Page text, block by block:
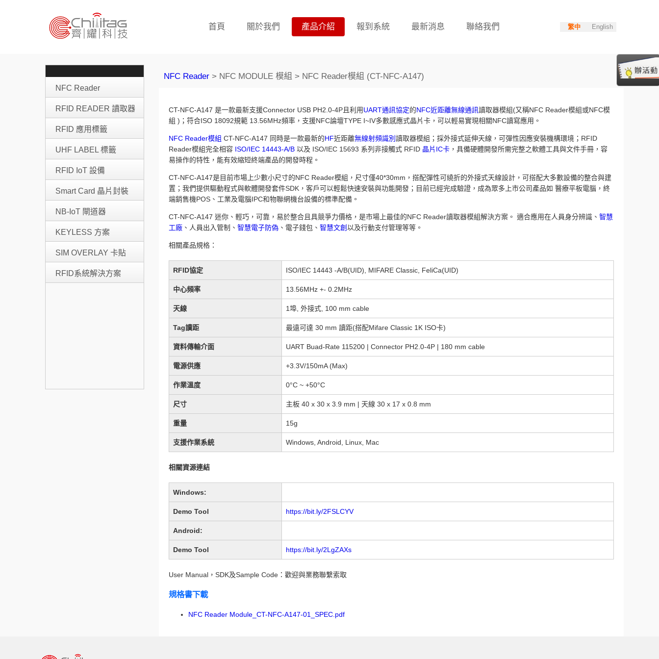
首頁 關於我們 產品介紹 報到系統 最新消息 聯絡我們 繁中 English
NFC Reader
RFID READER 讀取器
RFID 應用標籤
UHF LABEL 標籤
RFID IoT 設備
Smart Card 晶片封裝
NB-IoT 閘道器
KEYLESS 方案
SIM OVERLAY 卡貼
RFID系統解決方案
NFC Reader > NFC MODULE 模組 > NFC Reader模組 (CT-NFC-A147)
CT-NFC-A147 是一款最新支援Connector USB PH2.0-4P且利用UART通訊協定的NFC近距離無線通訊讀取器模組(又稱NFC Reader模組或NFC模
組 )；符合ISO 18092規範 13.56MHz頻率，支援NFC論壇TYPE I~IV多數感應式晶片卡，可以輕易實現相關NFC讀寫應用。
NFC Reader模組 CT-NFC-A147 同時是一款最新的HF近距離無線射頻識別 讀取器模組；採外接式延伸天線，可彈性因應安裝機構環境；RFID
Reader模組完全相容 ISO/IEC 14443-A/B 以及 ISO/IEC 15693 系列非接觸式 RFID 晶片IC卡 ，具備硬體開發所需完整之軟體工具與文件手冊，容
易操作的特性，能有效縮短終端產品的開發時程。
CT-NFC-A147是目前市場上少數小尺寸的NFC Reader模組，尺寸僅40*30mm，搭配彈性可繞折的外接式天線設計，可搭配大多數設備的整合與建
置；我們提供驅動程式與軟體開發套件SDK，客戶可以輕鬆快速安裝與功能開發；目前已經完成驗證，成為眾多上市公司產品如 醫療平板電腦，終
端銷售機POS、工業及電腦IPC和物聯網機台設備的標準配備。
CT-NFC-A147 迷你、輕巧，可靠，易於整合且具競爭力價格，是市場上最佳的NFC Reader讀取器模組解決方案。 適合應用在人員身分辨識、 智慧
工廠 、人員出入管制、 智慧電子防偽 、電子錢包、 智慧文創 以及行動支付管理等等。
相關產品規格：
RFID協定 ISO/IEC 14443 -A/B(UID), MIFARE Classic, FeliCa(UID)
中心頻率 13.56MHz +- 0.2MHz
天線 1埠, 外接式, 100 mm cable
Tag讀距 最遠可達 30 mm 讀距(搭配Mifare Classic 1K ISO卡)
資料傳輸介面 UART Buad-Rate 115200 | Connector PH2.0-4P | 180 mm cable
電源供應 +3.3V/150mA (Max)
作業溫度 0°C ~ +50°C
尺寸 主板 40 x 30 x 3.9 mm | 天線 30 x 17 x 0.8 mm
重量 15g
支援作業系統 Windows, Android, Linux, Mac
相關資源連結
Windows:
Demo Tool https://bit.ly/2FSLCYV
Android:
Demo Tool https://bit.ly/2LgZAXs
User Manual，SDK及Sample Code：歡迎與業務聯繫索取
規格書下載
NFC Reader Module_CT-NFC-A147-01_SPEC.pdf